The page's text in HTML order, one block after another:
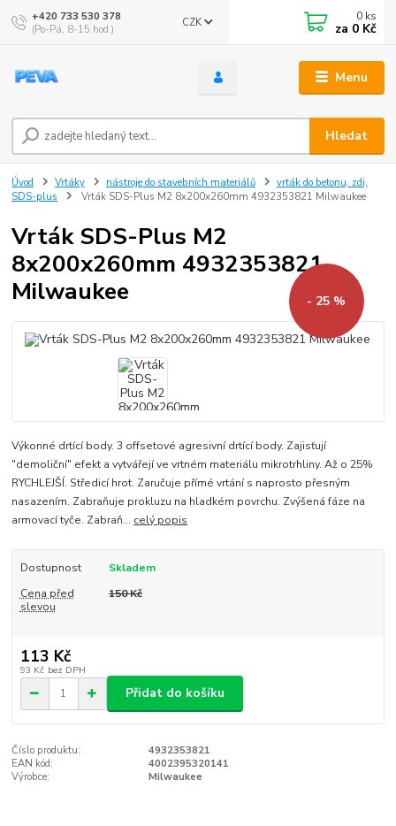
Menu
CZK
Hledat
+420 733 530 378
(Po-Pá, 8-15 hod.)
0 ks
za 0 Kč
Úvod Vrtáky nástroje do stavebních materiálů
vrták do betonu, zdi,
SDS-plus
Vrták SDS-Plus M2 8x200x260mm 4932353821 Milwaukee
Vrták SDS-Plus M2
8x200x260mm 4932353821
Milwaukee
- 25 %
Výkonné drtící body. 3 offsetové agresivní drtící body. Zajisťují
"demoliční" efekt a vytvářejí ve vrtném materiálu mikrotrhliny. Až o 25%
RYCHLEJŠÍ. Středicí hrot. Zaručuje přímé vrtání s naprosto přesným
nasazením. Zabraňuje prokluzu na hladkém povrchu. Zvýšená fáze na
armovací tyče. Zabraň... celý popis
Dostupnost
Skladem
Cena před
slevou
150 Kč
113 Kč
93 Kč bez DPH
Přidat do košíku
Číslo produktu:
4932353821
EAN kód:
4002395320141
Výrobce:
Milwaukee